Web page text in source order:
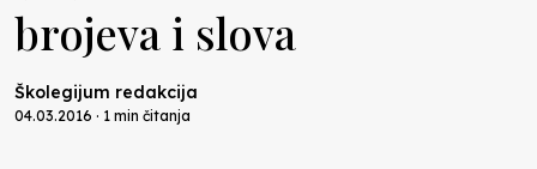
brojeva i slova
Školegijum redakcija
04.03.2016 · 1 min čitanja